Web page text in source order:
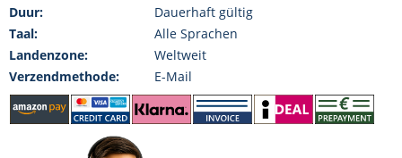
Duur:
Dauerhaft gültig
Taal:
Alle Sprachen
Landenzone:
Weltweit
Verzendmethode:
E-Mail